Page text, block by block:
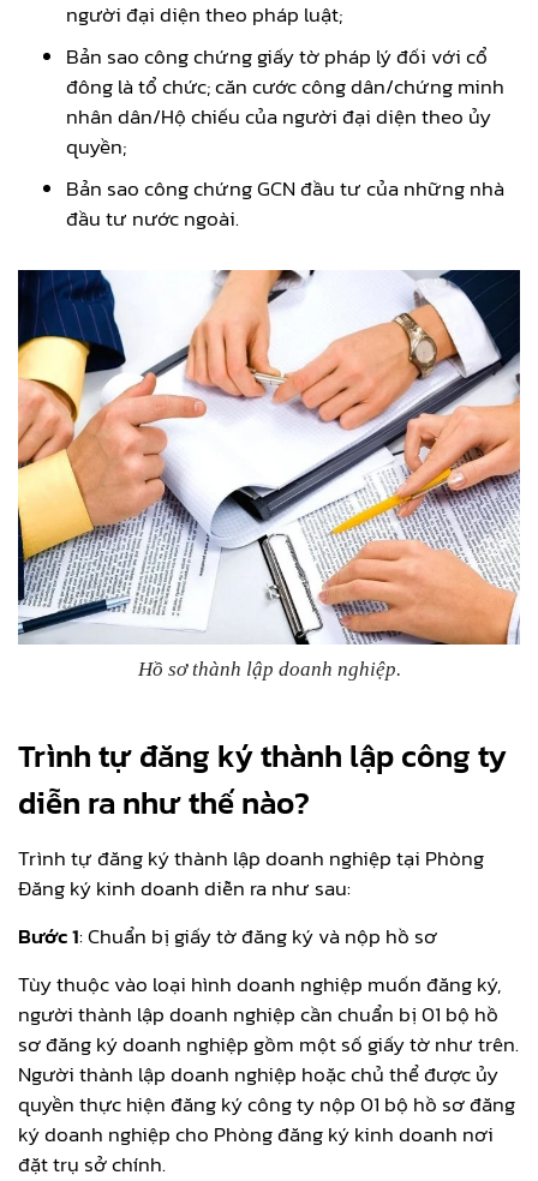
người đại diện theo pháp luật;
Bản sao công chứng giấy tờ pháp lý đối với cổ
đông là tổ chức; căn cước công dân/chứng minh
nhân dân/Hộ chiếu của người đại diện theo ủy
quyền;
Bản sao công chứng GCN đầu tư của những nhà
đầu tư nước ngoài.
Hồ sơ thành lập doanh nghiệp.
Trình tự đăng ký thành lập công ty
diễn ra như thế nào?
Trình tự đăng ký thành lập doanh nghiệp tại Phòng
Đăng ký kinh doanh diễn ra như sau:
Bước 1: Chuẩn bị giấy tờ đăng ký và nộp hồ sơ
Tùy thuộc vào loại hình doanh nghiệp muốn đăng ký,
người thành lập doanh nghiệp cần chuẩn bị 01 bộ hồ
sơ đăng ký doanh nghiệp gồm một số giấy tờ như trên.
Người thành lập doanh nghiệp hoặc chủ thể được ủy
quyền thực hiện đăng ký công ty nộp 01 bộ hồ sơ đăng
ký doanh nghiệp cho Phòng đăng ký kinh doanh nơi
đặt trụ sở chính.